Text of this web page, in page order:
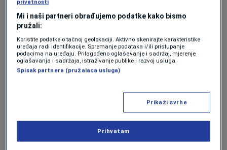
Krivično sankcionisanje svih odgovornih
za rad ilegalnog kamenoloma koji je
izazvao smrt 19 ljudi u Donjoj Jablanici,
Krivično sankcionisanje odgovornih
unutar nadležnih organa, službi,
institucija koji su propustili preventivno
djelovati i spriječiti smrt 29 ljudi u
privatnosti
Mi i naši partneri obrađujemo podatke kako bismo
pružali:
Koristite podatke o tačnoj geolokaciji. Aktivno skenirajte karakteristike
uređaja radi identifikacije. Spremanje podataka i/ili pristupanje
podacima na uređaju. Prilagođeno oglašavanje i sadržaj, mjerenje
oglašavanja i sadržaja, istraživanje publike i razvoj usluga.
Spisak partnera (pružalaca usluga)
Prikaži svrhe
Prihvatam